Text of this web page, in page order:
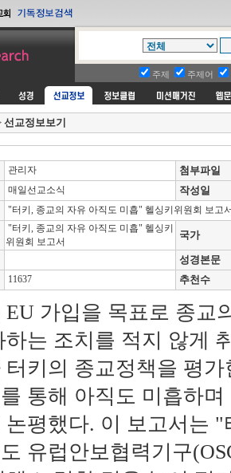
주제 주제어
선교정보보기
관리자
첨부파일
매일선교소식
작성일
"터키, 종교의 자유 아직도 미흡" 헬싱키위원회 보고
"터키, 종교의 자유 아직도 미흡" 헬싱키
위원회 보고서
국가
성경본문
11637 추천수
EU 가입을 목표로 종교
하는 조치를 적지 않게
터키의 종교정책을 평
통해 아직도 미흡하
논평했다. 이 보고서는
유럽안보협력기구